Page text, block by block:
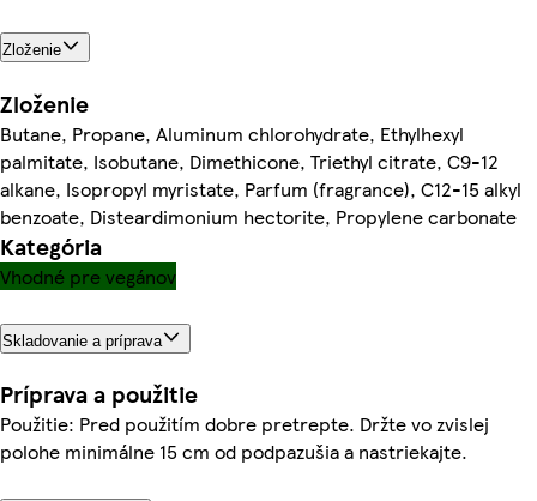
Zloženie
Zloženie
Butane, Propane, Aluminum chlorohydrate, Ethylhexyl
palmitate, Isobutane, Dimethicone, Triethyl citrate, C9-12
alkane, Isopropyl myristate, Parfum (fragrance), C12-15 alkyl
benzoate, Disteardimonium hectorite, Propylene carbonate
Kategória
Vhodné pre vegánov
Skladovanie a príprava
Príprava a použitie
Použitie: Pred použitím dobre pretrepte. Držte vo zvislej
polohe minimálne 15 cm od podpazušia a nastriekajte.